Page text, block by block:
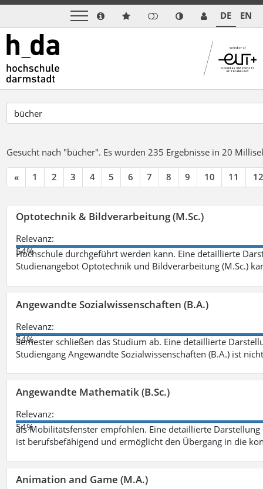
DE EN
Gesucht nach "bücher". Es wurden 235 Ergebnisse in 20
« 1 2 3 4 5 6 7 8 9 10 11 12
Optotechnik & Bildverarbeitung (M.Sc.)
Relevanz:
54%
Hochschule durchgeführt werden kann. Eine detaillierte
Studienangebot Optotechnik und Bildverarbeitung (M.Sc.)
Angewandte Sozialwissenschaften (B.A.)
Relevanz:
54%
Semester schließen das Studium ab. Eine detaillierte
Studiengang Angewandte Sozialwissenschaften (B.A.) ist
Angewandte Mathematik (B.Sc.)
Relevanz:
54%
als Mobilitätsfenster empfohlen. Eine detaillierte
ist berufsbefähigend und ermöglicht den Übergang in die
Animation and Game (M.A.)